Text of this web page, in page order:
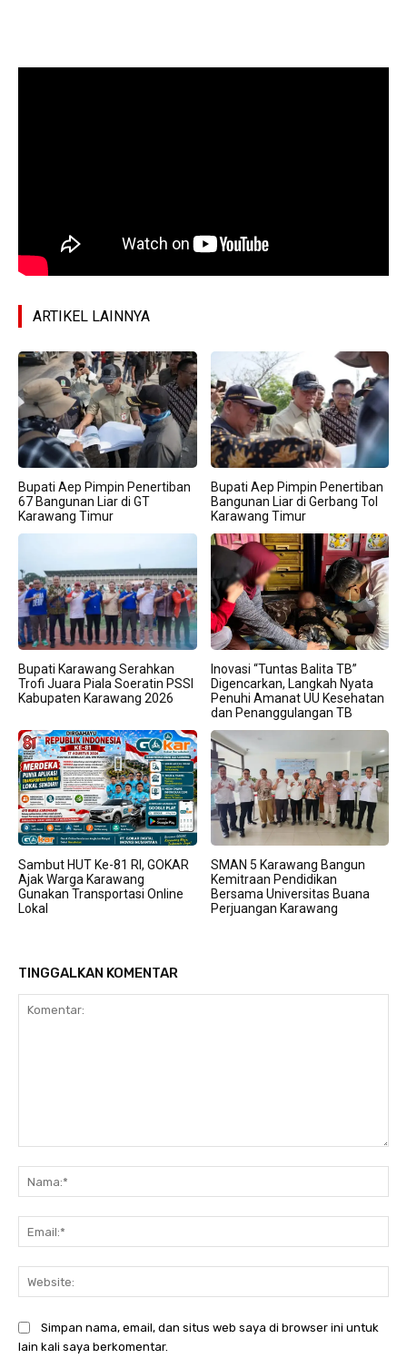
ARTIKEL LAINNYA
Bupati Aep Pimpin Penertiban
67 Bangunan Liar di GT
Karawang Timur
Bupati Aep Pimpin Penertiban
Bangunan Liar di Gerbang Tol
Karawang Timur
Bupati Karawang Serahkan
Trofi Juara Piala Soeratin PSSI
Kabupaten Karawang 2026
Inovasi “Tuntas Balita TB”
Digencarkan, Langkah Nyata
Penuhi Amanat UU Kesehatan
dan Penanggulangan TB
Sambut HUT Ke-81 RI, GOKAR
Ajak Warga Karawang
Gunakan Transportasi Online
Lokal
SMAN 5 Karawang Bangun
Kemitraan Pendidikan
Bersama Universitas Buana
Perjuangan Karawang
TINGGALKAN KOMENTAR
Simpan nama, email, dan situs web saya di browser ini untuk
lain kali saya berkomentar.